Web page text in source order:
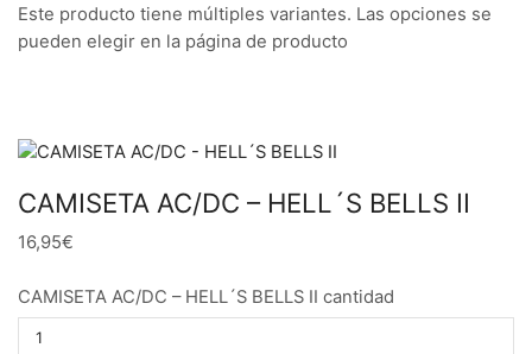
Este producto tiene múltiples variantes. Las opciones se
pueden elegir en la página de producto
CAMISETA AC/DC – HELL´S BELLS II
16,95€
CAMISETA AC/DC – HELL´S BELLS II cantidad